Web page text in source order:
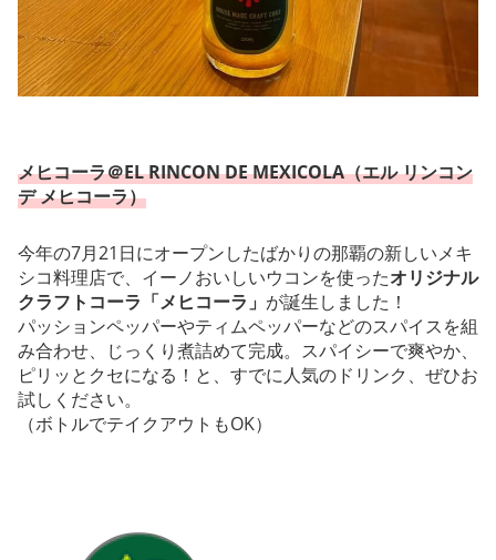
メヒコーラ＠EL RINCON DE MEXICOLA（エル リンコン
デ メヒコーラ）
今年の7月21日にオープンしたばかりの那覇の新しいメキ
シコ料理店で、イーノおいしいウコンを使ったオリジナル
クラフトコーラ「メヒコーラ」 が誕生しました！
パッションペッパーやティムペッパーなどのスパイスを組
み合わせ、じっくり煮詰めて完成。スパイシーで爽やか、
ピリッとクセになる！と、すでに人気のドリンク、ぜひお
試しください。
（ボトルでテイクアウトもOK）